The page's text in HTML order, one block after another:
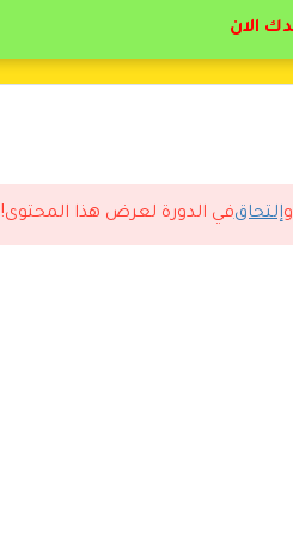
وإلتحاقفي الدورة لعرض هذا المحتوى!